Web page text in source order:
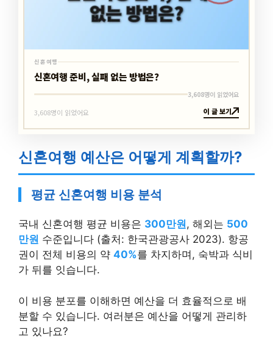
신혼여행
신혼여행 준비, 실패 없는 방법은?
3,608명이 읽었어요
3,608명이 읽었어요 이 글 보기
신혼여행 예산은 어떻게 계획할까?
평균 신혼여행 비용 분석
국내 신혼여행 평균 비용은 300만원, 해외는 500
만원 수준입니다 (출처: 한국관광공사 2023). 항공
권이 전체 비용의 약 40%를 차지하며, 숙박과 식비
가 뒤를 잇습니다.
이 비용 분포를 이해하면 예산을 더 효율적으로 배
분할 수 있습니다. 여러분은 예산을 어떻게 관리하
고 있나요?